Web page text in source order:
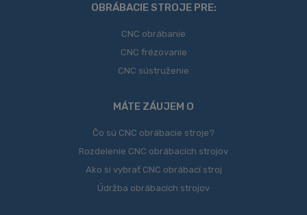
OBRÁBACIE STROJE PRE:
CNC obrábanie
CNC frézovanie
CNC sústruženie
MÁTE ZÁUJEM O
Čo sú CNC obrábacie stroje?
Rozdelenie CNC obrábacích strojov
Ako si vybrať CNC obrábací stroj
Údržba obrábacích strojov